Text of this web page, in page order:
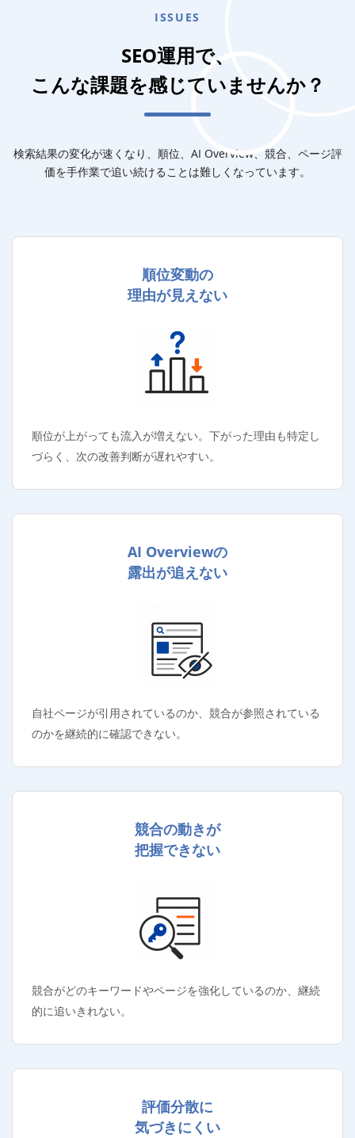
ISSUES
SEO運用で、
こんな課題を感じていませんか？
検索結果の変化が速くなり、順位、AI Overview、競合、 ページ評
価を手作業で追い続けることは難しくなっています。
順位変動の
理由が見えない
順位が上がっても流入が増えない。下がった理由も特定し
づらく、次の改善判断が遅れやすい。
AI Overviewの
露出が追えない
自社ページが引用されているのか、競合が参照されている
のかを継続的に確認できない。
競合の動きが
把握できない
競合がどのキーワードやページを強化しているのか、継続
的に追いきれない。
評価分散に
気づきにくい